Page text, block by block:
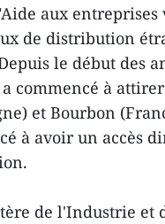
aux
de distribution
le début des
commencé à
et Bourbon
à avoir un accès
de l'Industrie et